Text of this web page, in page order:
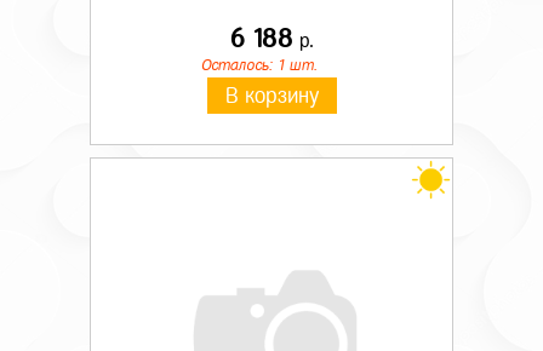
6 188 р.
Осталось: 1 шт.
В корзину